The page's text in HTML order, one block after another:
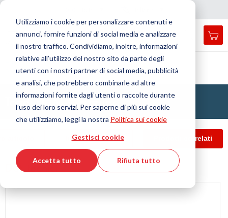
Utilizziamo i cookie per personalizzare contenuti e
annunci, fornire funzioni di social media e analizzare
il nostro traffico. Condividiamo, inoltre, informazioni
relative all’utilizzo del nostro sito da parte degli
utenti con i nostri partner di social media, pubblicità
e analisi, che potrebbero combinarle ad altre
informazioni fornite dagli utenti o raccolte durante
l’uso dei loro servizi. Per saperne di più sui cookie
che utilizziamo, leggi la nostra Politica sui cookie
Gestisci cookie
Accetta tutto Rifiuta tutto
Menu
search
Cerca
Home Tecnologia delle materie plastiche
Tondi
Poliossimetilene (POM)
Tondi POM-C azzurro
Tondi POM-C azzurro
Info e download Prodotti correlati
Dati tecnici
Vai